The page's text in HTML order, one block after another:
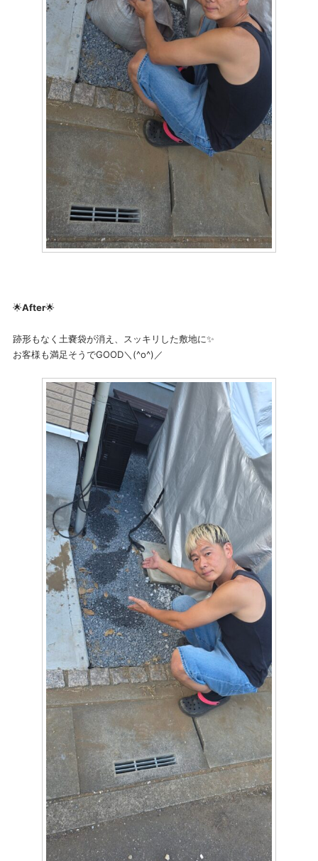
🌟After🌟
跡形もなく土嚢袋が消え、スッキリした敷地に✨
お客様も満足そうでGOOD＼(^o^)／